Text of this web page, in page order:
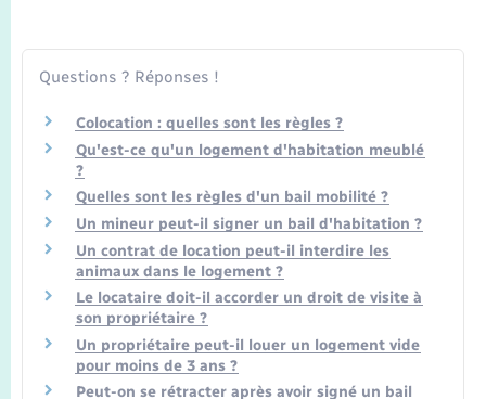
Questions ? Réponses !
Colocation : quelles sont les règles ?
Qu'est-ce qu'un logement d'habitation meublé
?
Quelles sont les règles d'un bail mobilité ?
Un mineur peut-il signer un bail d'habitation ?
Un contrat de location peut-il interdire les
animaux dans le logement ?
Le locataire doit-il accorder un droit de visite à
son propriétaire ?
Un propriétaire peut-il louer un logement vide
pour moins de 3 ans ?
Peut-on se rétracter après avoir signé un bail